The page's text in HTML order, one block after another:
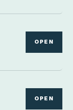
OPEN
OPEN